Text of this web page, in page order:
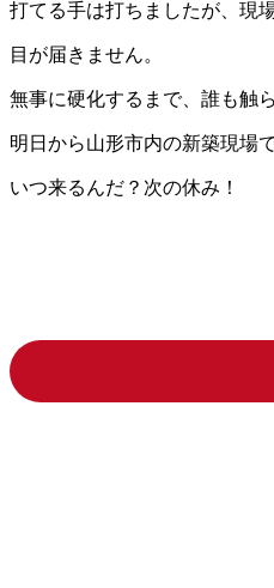
打てる手は打ちましたが、現
目が届きません。
無事に硬化するまで、誰も触
明日から山形市内の新築現場で
いつ来るんだ？次の休み！